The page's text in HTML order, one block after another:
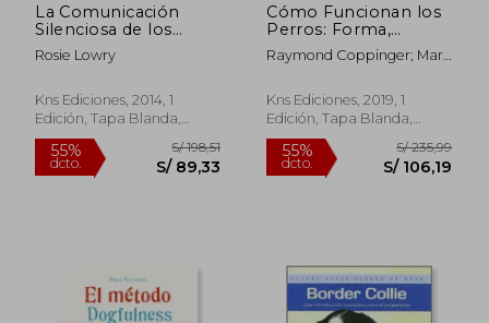
20%
dcto.
55%
dcto. S/
La Comunicación
Silenciosa de los
Perros
Rosie Lowry
Kns Ediciones, 2014, 1
Edición, Tapa Blanda,
Nuevo
Cómo Funcionan los
Perros: Forma,
Función y Conductas
Emergentes
Raymond Coppinger; Mark
Kns Ediciones, 2019, 1
Edición, Tapa Blanda,
Nuevo